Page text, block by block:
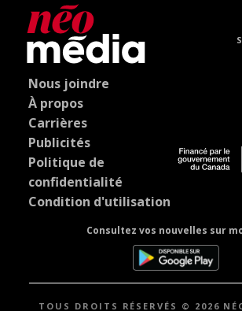
Nous joindre
À propos
Carrières
Publicités
Politique de
confidentialité
Condition d'utilisation
Consultez vos nouvelles sur
TOUS DROITS RÉSERVÉS © 2026